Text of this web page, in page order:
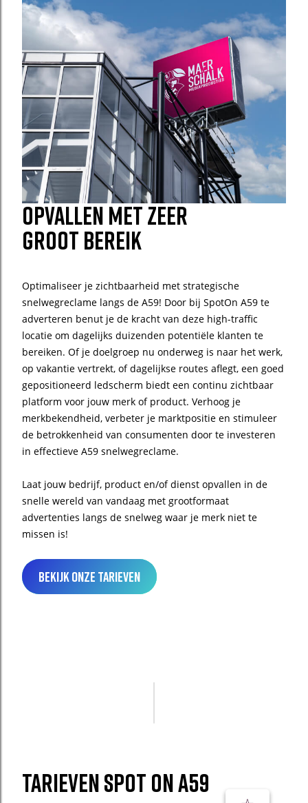
opvallen met zeer
groot bereik
Optimaliseer je zichtbaarheid met strategische
snelwegreclame langs de A59! Door bij SpotOn A59 te
adverteren benut je de kracht van deze high-traffic
locatie om dagelijks duizenden potentiële klanten te
bereiken. Of je doelgroep nu onderweg is naar het werk,
op vakantie vertrekt, of dagelijkse routes aflegt, een goed
gepositioneerd ledscherm biedt een continu zichtbaar
platform voor jouw merk of product. Verhoog je
merkbekendheid, verbeter je marktpositie en stimuleer
de betrokkenheid van consumenten door te investeren
in effectieve A59 snelwegreclame.
Laat jouw bedrijf, product en/of dienst opvallen in de
snelle wereld van vandaag met grootformaat
advertenties langs de snelweg waar je merk niet te
missen is!
Bekijk onze tarieven
Tarieven spot on a59